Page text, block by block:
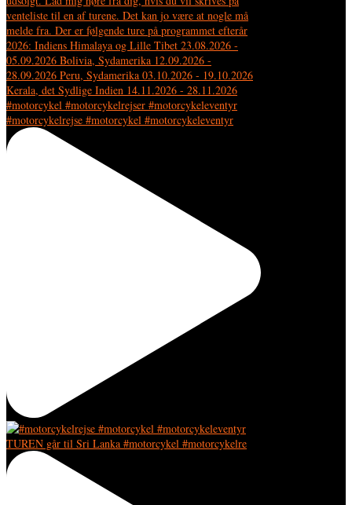
#motorcykelrejse #motorcykel #motorcykeleventyr
TUREN går til Sri Lanka #motorcykel #motorcykelre